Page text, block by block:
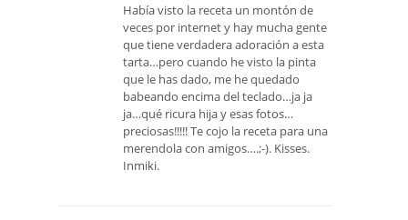
Había visto la receta un montón de
veces por internet y hay mucha gente
que tiene verdadera adoración a esta
tarta…pero cuando he visto la pinta
que le has dado, me he quedado
babeando encima del teclado…ja ja
ja…qué ricura hija y esas fotos…
preciosas!!!!! Te cojo la receta para una
merendola con amigos….;-). Kisses.
Inmiki.